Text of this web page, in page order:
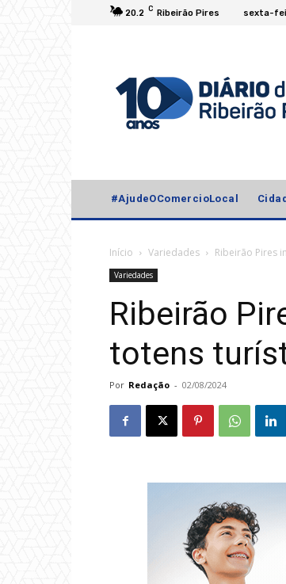
20.2 C Ribeirão Pires sexta-
#AjudeOComercioLocal
Início Variedades Ribeirão Pires
Variedades
Ribeirão
totens
Por Redação - 02/08/2024